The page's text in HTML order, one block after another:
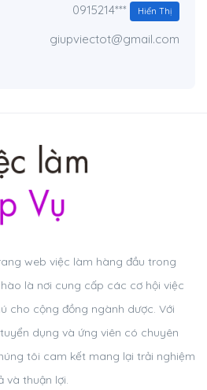
0915214*** Hiển Thị
giupviectot@gmail.com
web việc làm hàng đầu trong
là nơi cung cấp các cơ hội việc
cho cộng đồng ngành dược. Với
dụng và ứng viên có chuyên
tôi cam kết mang lại trải nghiệm
và thuận lợi.